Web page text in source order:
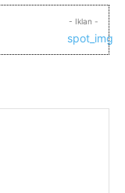
- Iklan -